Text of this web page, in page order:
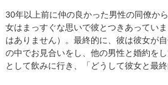
30年以上前に仲の良かった男性の同僚か
女はまっすぐな思いで彼とつきあってい
はありません）。最終的に、彼は彼女が
の中でお見合いをし、他の男性と婚約を
として飲みに行き、「どうして彼女と最